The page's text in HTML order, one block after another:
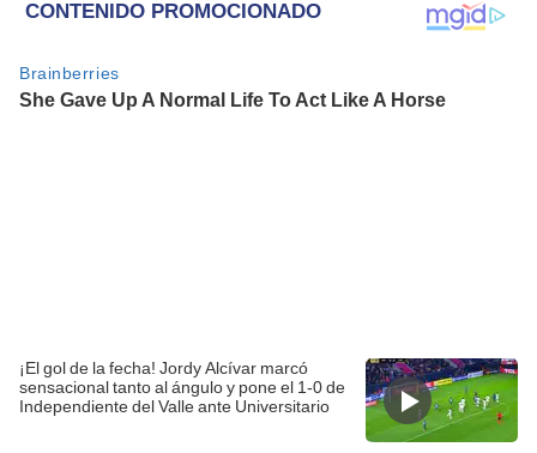
¡El gol de la fecha! Jordy Alcívar marcó
sensacional tanto al ángulo y pone el 1-0 de
Independiente del Valle ante Universitario